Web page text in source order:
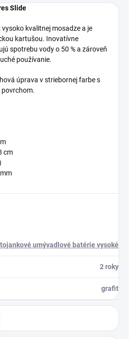
Slide
vysoko kvalitnej mosadze a je
kartušou. Inovatívne
spotrebu vody o 50 % a zároveň
používanie.
úprava v striebornej farbe s
povrchom.
cm
umývadlové batérie vysoké
2 roky
grafit